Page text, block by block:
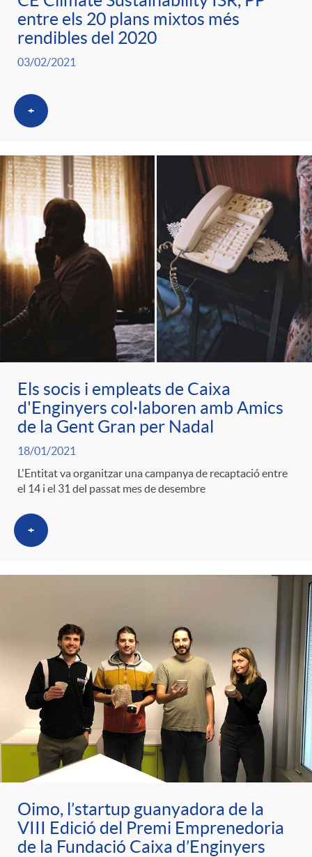
entre els 20 plans mixtos més
rendibles del 2020
03/02/2021
+
Els socis i empleats de Caixa
d'Enginyers col·laboren amb Amics
de la Gent Gran per Nadal
18/01/2021
L'Entitat va organitzar una campanya de recaptació entre
el 14 i el 31 del passat mes de desembre
+
Oimo, l’startup guanyadora de la
VIII Edició del Premi Emprenedoria
de la Fundació Caixa d’Enginyers